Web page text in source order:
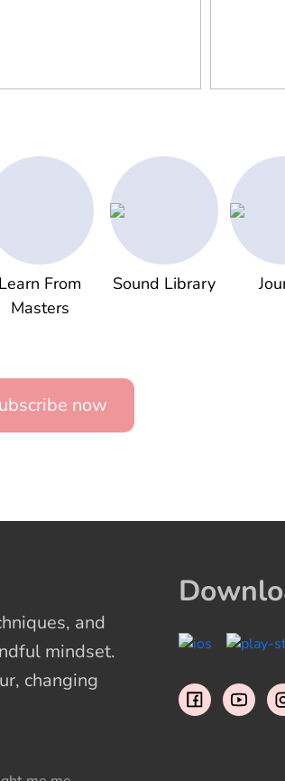
Learn From
Masters
Sound Library
now
and
mindset.
changing